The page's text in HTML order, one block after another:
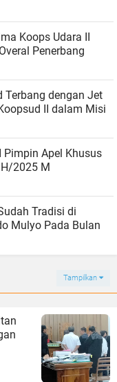
Koops Udara II
Penerbang
Terbang dengan Jet
II dalam Misi
Pimpin Apel Khusus
2025 M
Tradisi di
Mulyo Pada Bulan
Tampilkan